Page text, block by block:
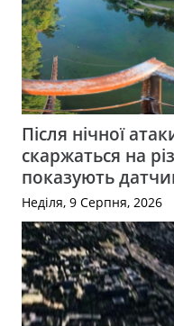
Після нічної
скаржаться на
показують
Неділя, 9 Серпня, 2026